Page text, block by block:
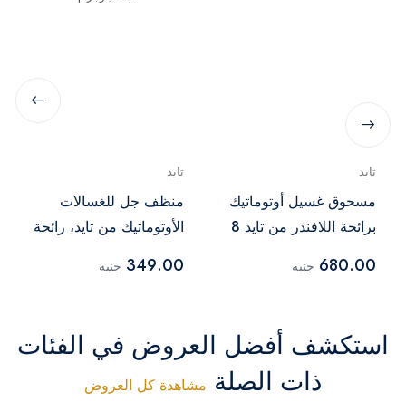
تايد
مسحوق غسيل أوتوماتيك
برائحة اللافندر من تايد 8
680.00 جنيه
تايد
منظف جل للغسالات
الأوتوماتيك من تايد، رائحة
349.00 جنيه
استكشف أفضل العروض في الفئات
ذات الصلة مشاهدة كل العروض